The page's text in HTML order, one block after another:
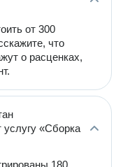
от 300
что
о расценках,
«Сборка
180